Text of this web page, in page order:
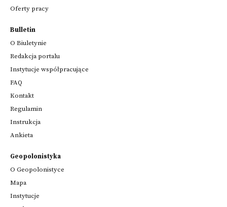
Oferty pracy
Bulletin
O Biuletynie
Redakcja portalu
Instytucje współpracujące
FAQ
Kontakt
Regulamin
Instrukcja
Ankieta
Geopolonistyka
O Geopolonistyce
Mapa
Instytucje